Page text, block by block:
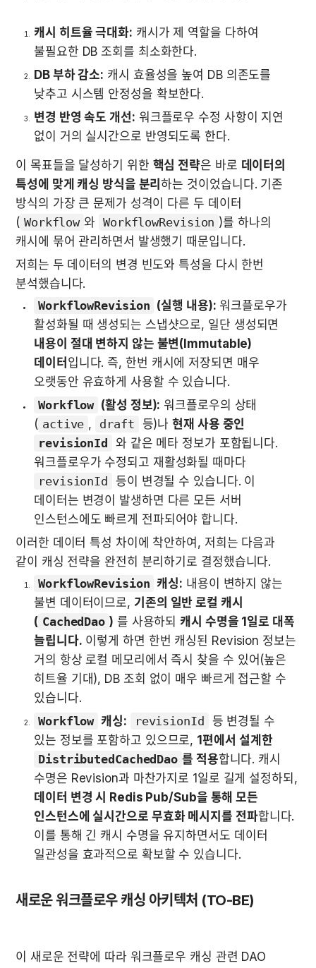
캐시 히트율 극대화: 캐시가 제 역할을 다하여
불필요한 DB 조회를 최소화한다.
DB 부하 감소: 캐시 효율성을 높여 DB 의존도를
낮추고 시스템 안정성을 확보한다.
변경 반영 속도 개선: 워크플로우 수정 사항이 지연
없이 거의 실시간으로 반영되도록 한다.
이 목표들을 달성하기 위한 핵심 전략은 바로 데이터의
특성에 맞게 캐싱 방식을 분리하는 것이었습니다. 기존
방식의 가장 큰 문제가 성격이 다른 두 데이터
( Workflow 와 WorkflowRevision )를 하나의
캐시에 묶어 관리하면서 발생했기 때문입니다.
저희는 두 데이터의 변경 빈도와 특성을 다시 한번
분석했습니다.
WorkflowRevision (실행 내용): 워크플로우가
내용이 절대 변하지 않는 불변(Immutable)
데이터 입니다. 즉, 한번 캐시에 저장되면 매우
오랫동안 유효하게 사용할 수 있습니다.
Workflow (활성 정보): 워크플로우의 상태
( active , draft 등)나
revisionId 와 같은 메타 정보가 포함됩니다.
워크플로우가 수정되고 재활성화될 때마다
revisionId
등이 변경될 수 있습니다. 이
데이터는 변경이 발생하면 다른 모든 서버
인스턴스에도 빠르게 전파되어야 합니다.
이러한 데이터 특성 차이에 착안하여, 저희는 다음과
같이 캐싱 전략을 완전히 분리하기로 결정했습니다.
WorkflowRevision 캐싱: 내용이 변하지 않는
불변 데이터이므로, 기존의 일반 로컬 캐시
( CachedDao ) 를 사용하되 캐시 수명을 1일로 대폭
늘립니다. 이렇게 하면 한번 캐싱된 Revision 정보는
거의 항상 로컬 메모리에서 즉시 찾을 수 있어(높은
히트율 기대), DB 조회 없이 매우 빠르게 접근할 수
있습니다.
Workflow 캐싱: revisionId
등 변경될 수
있는 정보를 포함하고 있으므로,
1편에서 설계한
DistributedCachedDao 를 적용합니다. 캐시
데이터 변경 시 Redis Pub/Sub을 통해 모든
인스턴스에 실시간으로 무효화 메시지를 전파합니다.
이를 통해 긴 캐시 수명을 유지하면서도 데이터
일관성을 효과적으로 확보할 수 있습니다.
새로운 워크플로우 캐싱 아키텍처 (TO-BE)
이 새로운 전략에 따라 워크플로우 캐싱 관련 DAO